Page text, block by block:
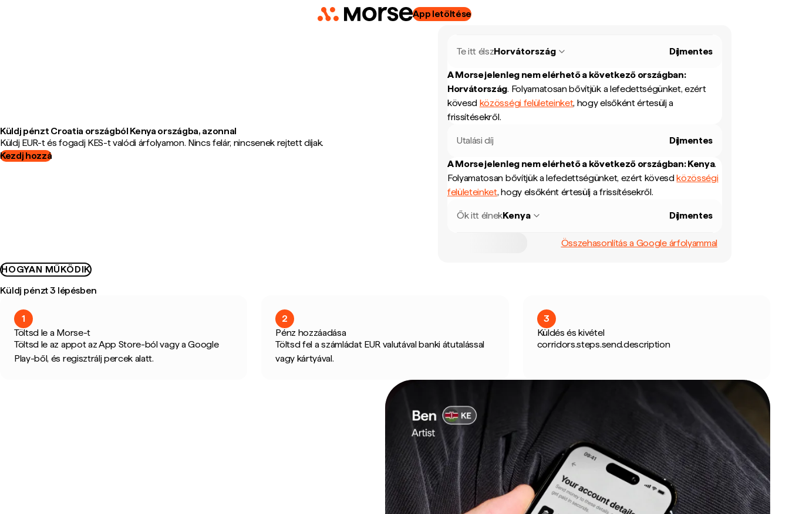
App letöltése
Küldj pénzt Croatia országból Kenya országba, azonnal
Küldj EUR-t és fogadj KES-t valódi árfolyamon. Nincs felár, nincsenek rejtett díjak.
Kezdj hozzá
Te itt élszHorvátország Díjmentes
A Morse jelenleg nem elérhető a következő országban:
Horvátország. Folyamatosan bővítjük a lefedettségünket, ezért
kövesd közösségi felületeinket, hogy elsőként értesülj a
frissítésekről.
Utalási díj Díjmentes
A Morse jelenleg nem elérhető a következő országban:Kenya.
Folyamatosan bővítjük a lefedettségünket, ezért kövesdközösségi
felületeinket, hogy elsőként értesülj a frissítésekről.
Ők itt élnekKenya Díjmentes
Összehasonlítás a Google árfolyammal
HOGYAN MŰKÖDIK
Küldj pénzt 3 lépésben
1
Töltsd le a Morse-t
Töltsd le az appot az App Store-ból vagy a Google
Play-ből, és regisztrálj percek alatt.
2
Pénz hozzáadása
Töltsd fel a számládat EUR valutával banki átutalással
vagy kártyával.
3
Küldés és kivétel
corridors.steps.send.description